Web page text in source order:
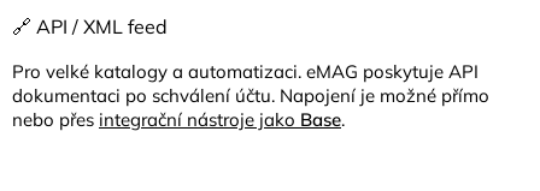
🔗 API / XML feed
Pro velké katalogy a automatizaci. eMAG poskytuje API
dokumentaci po schválení účtu. Napojení je možné přímo
nebo přes integrační nástroje jako Base.